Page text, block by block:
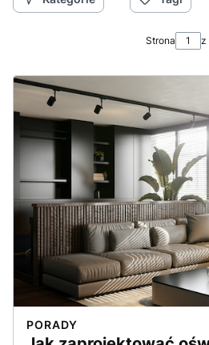
Strona z
PORADY